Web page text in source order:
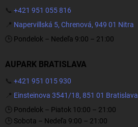
📞 +421 951 055 816
📍 Napervillská 5, Chrenová, 949 01 Nitra
🕒 Pondelok – Nedeľa 9:00 – 21:00
AUPARK BRATISLAVA
📞 +421 951 015 930
📍 Einsteinova 3541/18, 851 01 Bratislava
🕒 Pondelok – Piatok 10:00 – 21:00
🕒 Sobota – Nedeľa 9:00 – 21:00